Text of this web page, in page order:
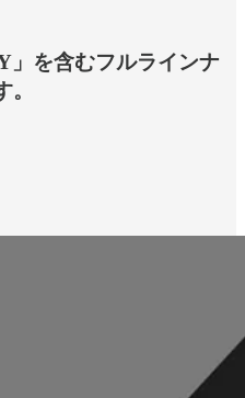
」を含むフルラインナ